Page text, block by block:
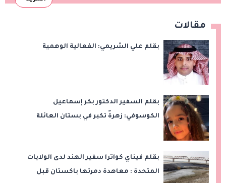
مقالات
بقلم علي الشريمي: الفعالية الوهمية
بقلم السفير الدكتور بكر إسماعيل
الكوسوفي: زهرةٌ تكبر في بستان العائلة
بقلم فيناي كواترا سفير الهند لدى الولايات
المتحدة : معاهدة دمرتها باكستان قبل